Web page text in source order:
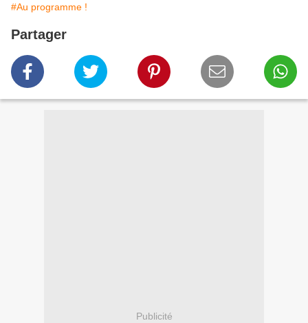
#Au programme !
Partager
Publicité